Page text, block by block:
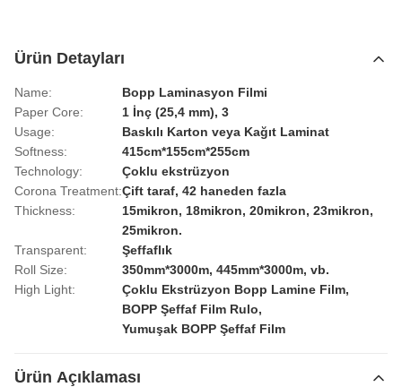
Ürün Detayları
Name:
Bopp Laminasyon Filmi
Paper Core:
1 İnç (25,4 mm), 3
Usage:
Baskılı Karton veya Kağıt Laminat
Softness:
415cm*155cm*255cm
Technology:
Çoklu ekstrüzyon
Corona Treatment:Çift taraf, 42 haneden fazla
Thickness:
15mikron, 18mikron, 20mikron, 23mikron,
25mikron.
Transparent:
Şeffaflık
Roll Size:
350mm*3000m, 445mm*3000m, vb.
High Light:
Çoklu Ekstrüzyon Bopp Lamine Film,
BOPP Şeffaf Film Rulo,
Yumuşak BOPP Şeffaf Film
Ürün Açıklaması